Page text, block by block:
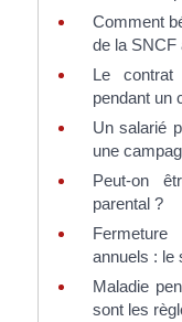
Comment
de la SNCF
Le
pendant un
Un salarié
une
Peut-on
parental ?
annuels : le
Maladie
sont les